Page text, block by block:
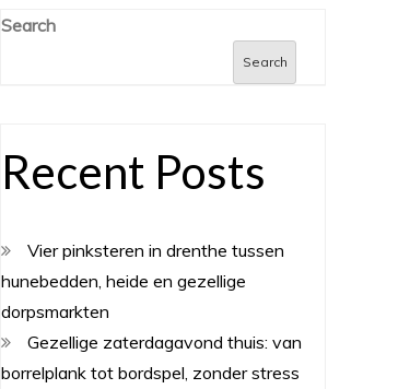
Search
Search
Recent Posts
Vier pinksteren in drenthe tussen
hunebedden, heide en gezellige
dorpsmarkten
Gezellige zaterdagavond thuis: van
borrelplank tot bordspel, zonder stress